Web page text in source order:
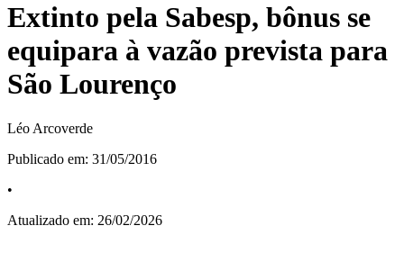
Extinto pela Sabesp, bônus se
equipara à vazão prevista para
São Lourenço
Léo Arcoverde
Publicado em: 31/05/2016
•
Atualizado em: 26/02/2026